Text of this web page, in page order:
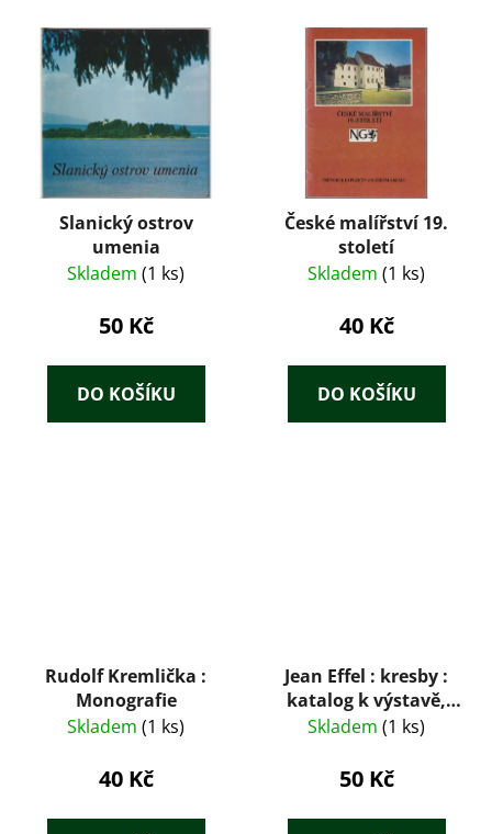
Slanický ostrov
umenia
Skladem (1 ks)
50 Kč
DO KOŠÍKU
České malířství 19.
století
Skladem (1 ks)
40 Kč
DO KOŠÍKU
Rudolf Kremlička :
Monografie
Skladem (1 ks)
40 Kč
Jean Effel : kresby :
katalog k výstavě,
Praha 1975
Skladem (1 ks)
50 Kč